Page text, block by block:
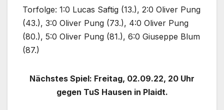
Torfolge: 1:0 Lucas Saftig (13.), 2:0 Oliver Pung
(43.), 3:0 Oliver Pung (73.), 4:0 Oliver Pung
(80.), 5:0 Oliver Pung (81.), 6:0 Giuseppe Blum
(87.)
Nächstes Spiel: Freitag, 02.09.22, 20 Uhr
gegen TuS Hausen in Plaidt.